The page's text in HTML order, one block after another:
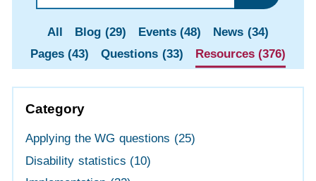
All Blog (29) Events (48)
News (34)
Pages (43)
Questions (33) Resources (376)
Category
Applying the WG questions (25)
Disability statistics (10)